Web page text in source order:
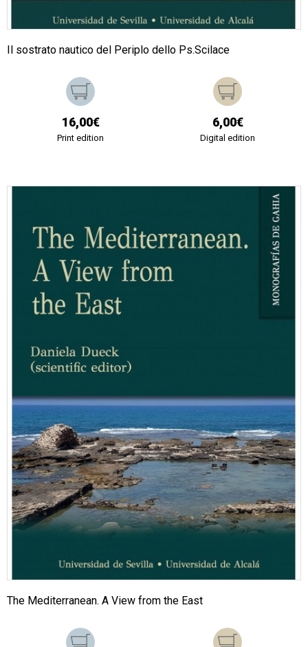
Il sostrato nautico del Periplo dello Ps.Scilace
16,00€
Print edition
6,00€
Digital edition
The Mediterranean. A View from the East